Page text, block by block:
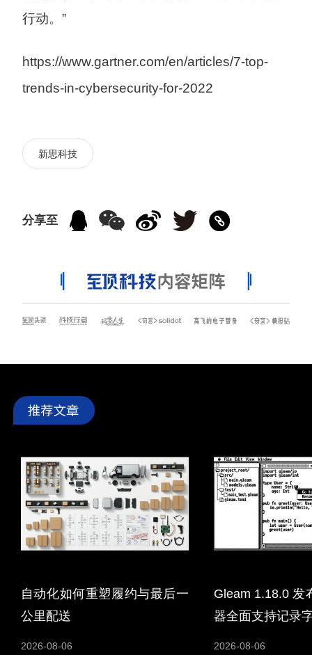
行动。”
https://www.gartner.com/en/articles/7-top-
trends-in-cybersecurity-for-2022
新思科技
分享至
自动化如何重塑履约与最后一
公里配送
2026-08-06
Gleam 1.18.0 发
器全面支持记录
2026-08-06